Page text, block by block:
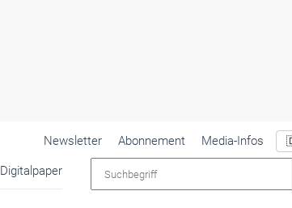
Digitalpaper
Newsletter Abonnement
Media-Infos